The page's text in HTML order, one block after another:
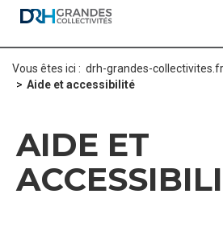
Vous êtes ici : drh-grandes-collectivites.fr
Aide et accessibilité
AIDE ET
Panneau de gestion des cookies